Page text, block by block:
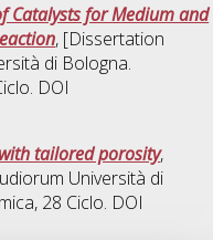
Catalysts for Medium and
, [Dissertation
di Bologna.
DOI
tailored porosity,
Università di
, 28 Ciclo. DOI